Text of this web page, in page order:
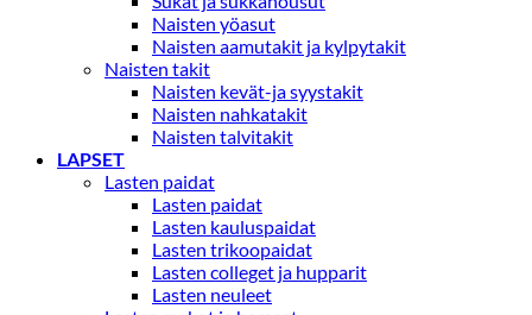
Naisten yöasut
Naisten aamutakit ja kylpytakit
Naisten takit
Naisten kevät-ja syystakit
Naisten nahkatakit
Naisten talvitakit
LAPSET
Lasten paidat
Lasten paidat
Lasten kauluspaidat
Lasten trikoopaidat
Lasten colleget ja hupparit
Lasten neuleet